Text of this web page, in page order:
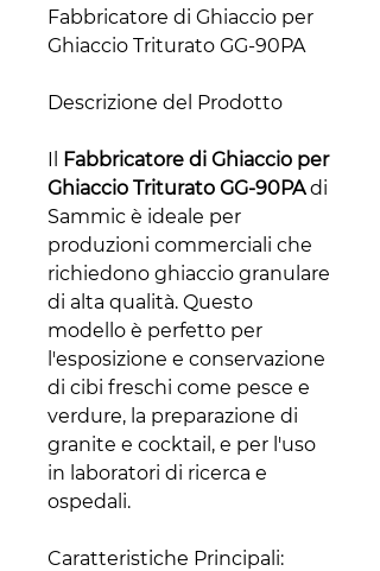
Fabbricatore di Ghiaccio per
Ghiaccio Triturato GG-90PA
Descrizione del Prodotto
Il
Fabbricatore di Ghiaccio per
Ghiaccio Triturato GG-90PAdi
Sammic è ideale per
produzioni commerciali che
richiedono ghiaccio granulare
di alta qualità. Questo
modello è perfetto per
l'esposizione e conservazione
di cibi freschi come pesce e
verdure, la preparazione di
granite e cocktail, e per l'uso
in laboratori di ricerca e
ospedali.
Caratteristiche Principali: